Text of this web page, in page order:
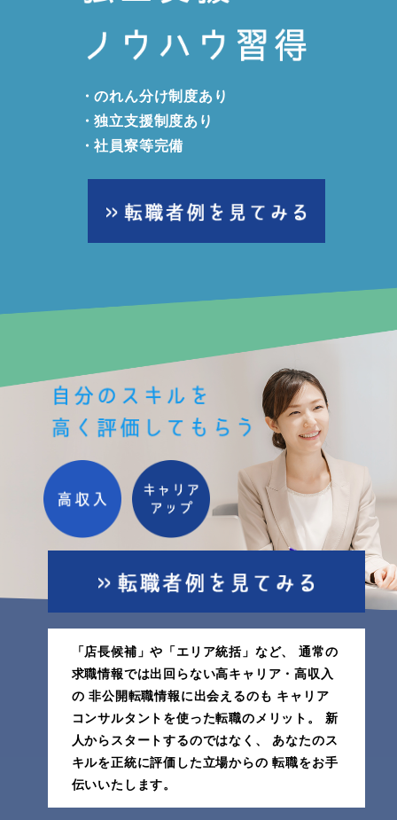
・のれん分け制度あり
・独立支援制度あり
・社員寮等完備
「店長候補」や「エリア統括」など、
通常の
求職情報では出回らない高キャリア・高収入
の 非公開転職情報に出会えるのも キャリア
コンサルタントを使った転職のメリット。
新
人からスタートするのではなく、
あなたのス
キルを正統に評価した立場からの 転職をお手
伝いいたします。